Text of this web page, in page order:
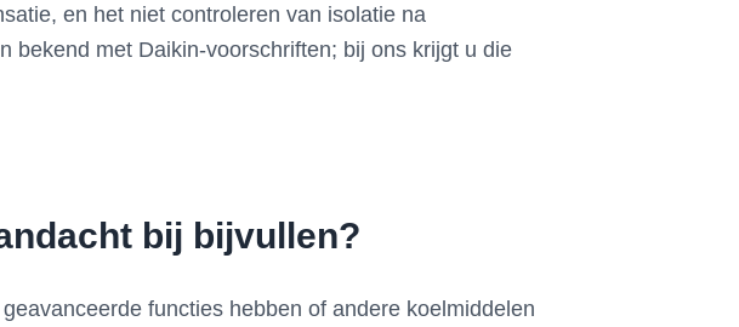
en het niet controleren van isolatie na
bekend met Daikin-voorschriften; bij ons krijgt u die
bij bijvullen?
functies hebben of andere koelmiddelen